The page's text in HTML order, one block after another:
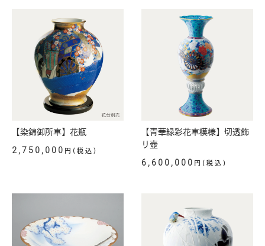
【染錦御所車】花瓶
2,750,000 円(税込)
【青華緑彩花車模様】切透飾
り壺
6,600,000 円(税込)